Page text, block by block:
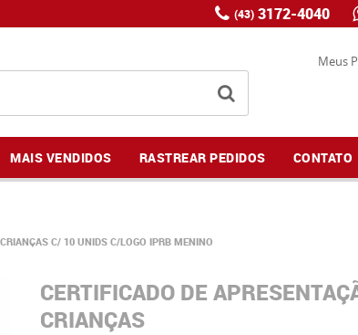
(43) 3172-4040
Meus
MAIS VENDIDOS RASTREAR PEDIDOS CONTATO
C/ 10 UNIDS C/LOGO IPRB MENINO
CERTIFICADO DE
CRIANÇAS